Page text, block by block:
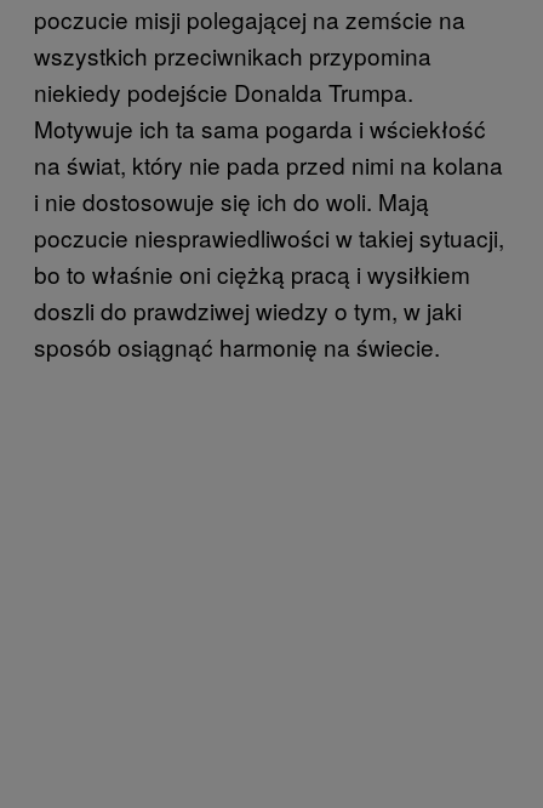
poczucie misji polegającej na zemście na
wszystkich przeciwnikach przypomina
niekiedy podejście Donalda Trumpa.
Motywuje ich ta sama pogarda i wściekłość
na świat, który nie pada przed nimi na kolana
i nie dostosowuje się ich do woli. Mają
poczucie niesprawiedliwości w takiej sytuacji,
bo to właśnie oni ciężką pracą i wysiłkiem
doszli do prawdziwej wiedzy o tym, w jaki
sposób osiągnąć harmonię na świecie.